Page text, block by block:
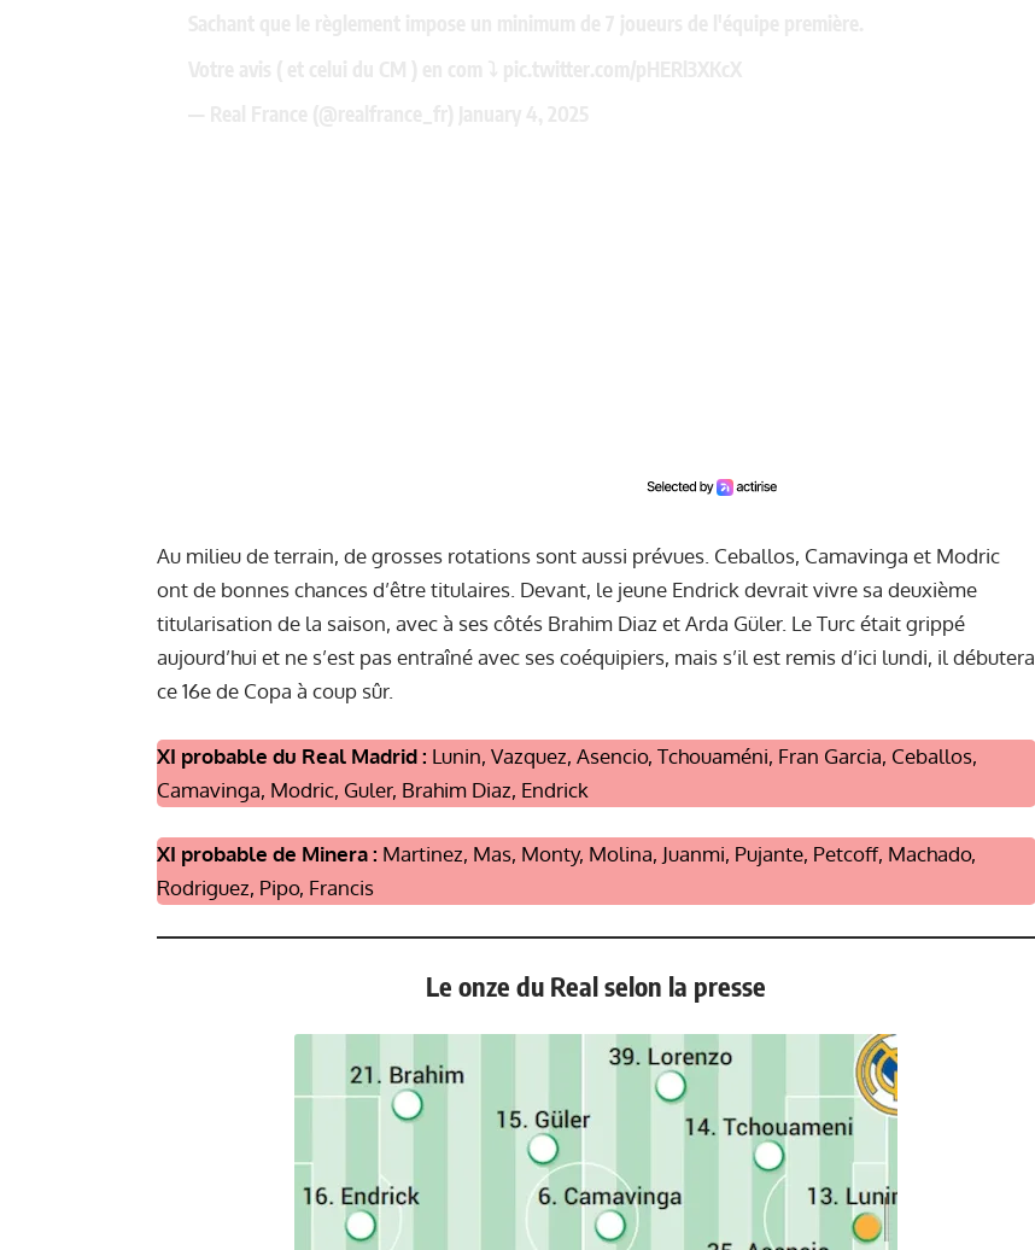
Au milieu de terrain, de grosses rotations sont aussi prévues. Ceballos, Camavinga et Modric
ont de bonnes chances d’être titulaires. Devant, le jeune Endrick devrait vivre sa deuxième
titularisation de la saison, avec à ses côtés Brahim Diaz et Arda Güler. Le Turc était grippé
aujourd’hui et ne s’est pas entraîné avec ses coéquipiers, mais s’il est remis d’ici lundi, il débutera
ce 16e de Copa à coup sûr.
XI probable du Real Madrid : Lunin, Vazquez, Asencio, Tchouaméni, Fran Garcia, Ceballos,
Camavinga, Modric, Guler, Brahim Diaz, Endrick
XI probable de Minera : Martinez, Mas, Monty, Molina, Juanmi, Pujante, Petcoff, Machado,
Rodriguez, Pipo, Francis
Le onze du Real selon la presse